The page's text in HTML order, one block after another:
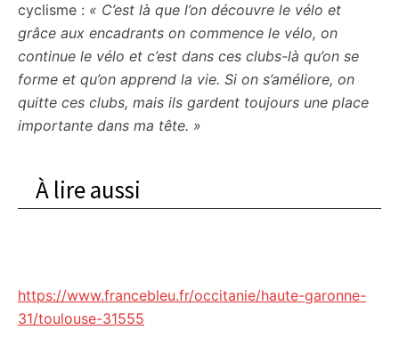
cyclisme : « C’est là que l’on découvre le vélo et
grâce aux encadrants on commence le vélo, on
continue le vélo et c’est dans ces clubs-là qu’on se
forme et qu’on apprend la vie. Si on s’améliore, on
quitte ces clubs, mais ils gardent toujours une place
importante dans ma tête. »
À lire aussi
https://www.francebleu.fr/occitanie/haute-garonne-
31/toulouse-31555